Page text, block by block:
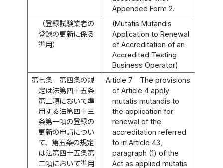
Appended Form 2.
（登録試験業者の
登録の更新に係る
準用）
(Mutatis Mutandis
Application to Renewal
of Accreditation of an
Accredited Testing
Business Operator)
第七条
第四条の規
定は法第四十五条
第二項において準
用する法第四十三
条第一項の登録の
更新の申請につい
て、第五条の規定
は法第四十五条第
二項において準用
Article 7
The provisions
of Article 4 apply
mutatis mutandis to
the application for
renewal of the
accreditation referred
to in Article 43,
paragraph (1) of the
Act as applied mutatis